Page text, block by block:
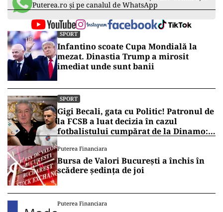
a doua a campionatului trebuie să punem osul
la bătaie. În momentul de faţă, noi trebuie să ne
gândim la calificarea în play-off, acesta este
obiectivul nostru. Trebuie să fim realişti, nu
avem cum să vorbim în faţa dumneavoastră
ceea ce nu e real. La cum am jucat astăzi, nu
avem dreptul să vorbim despre aşa ceva (n.r. –
titlu)”, a declarat Reghecampf, la microfonul
televiziunilor care transmit Liga I.
Vrei să fii mereu la curent cu toate știrile? Urmărește
Puterea.ro și pe canalul de WhatsApp
Infantino scoate Cupa Mondială la
mezat. Dinastia Trump a mirosit